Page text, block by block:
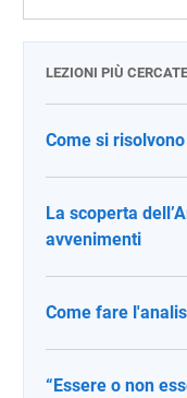
LEZIONI PIÙ CERCATE
Come si
La scoperta
avvenimenti
Come fare
“Essere o non